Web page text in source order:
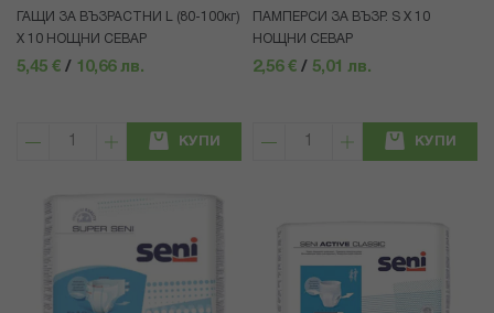
ГАЩИ ЗА ВЪЗРАСТНИ L (80-100кг)
Х 10 НОЩНИ СЕВАР
5,45 € / 10,66 лв.
КУПИ
ПАМПЕРСИ ЗА ВЪЗР. S X 10
НОЩНИ СЕВАР
2,56 € / 5,01 лв.
КУПИ